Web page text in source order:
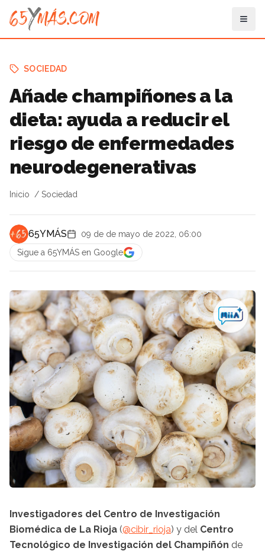
SOCIEDAD
Añade champiñones a la
dieta: ayuda a reducir el
riesgo de enfermedades
neurodegenerativas
Inicio Sociedad
65YMÁS
09 de de mayo de 2022, 06:00
Sigue a 65YMÁS en Google
Investigadores del Centro de Investigación
Biomédica de La Rioja (@cibir_rioja) y del Centro
Tecnológico de Investigación del Champiñón de